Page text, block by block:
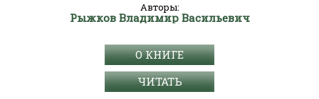
Авторы:
Рыжков Владимир Васильевич
О КНИГЕ
ЧИТАТЬ